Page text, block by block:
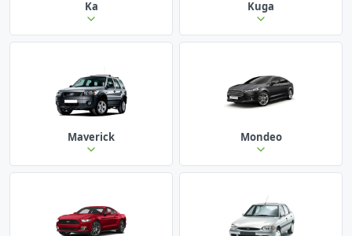
Ka Kuga
Maverick Mondeo